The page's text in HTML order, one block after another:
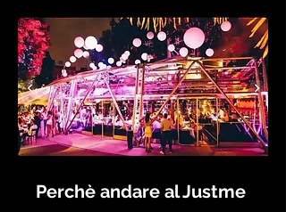
Perchè andare al Justme